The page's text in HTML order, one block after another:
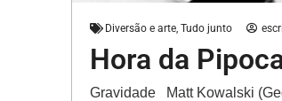
Diversão e arte, Tudo junto
Hora da
Gravidade Matt Kowalski